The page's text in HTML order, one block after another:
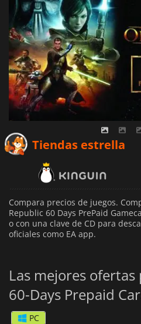
Tiendas estrella
Compara precios de juegos.
Republic 60 Days PrePaid
o con una clave de CD para
oficiales como EA app.
Las mejores ofertas
60-Days Prepaid
PC